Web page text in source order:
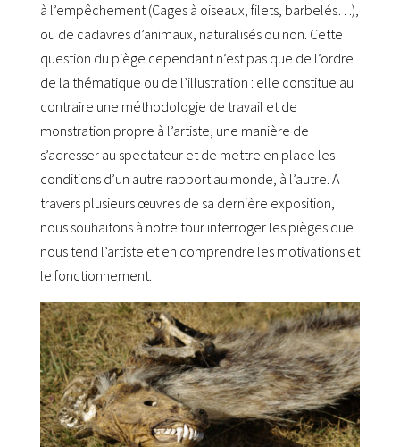
à l’empêchement (Cages à oiseaux, filets, barbelés…),
ou de cadavres d’animaux, naturalisés ou non. Cette
question du piège cependant n’est pas que de l’ordre
de la thématique ou de l’illustration : elle constitue au
contraire une méthodologie de travail et de
monstration propre à l’artiste, une manière de
s’adresser au spectateur et de mettre en place les
conditions d’un autre rapport au monde, à l’autre. A
travers plusieurs œuvres de sa dernière exposition,
nous souhaitons à notre tour interroger les pièges que
nous tend l’artiste et en comprendre les motivations et
le fonctionnement.